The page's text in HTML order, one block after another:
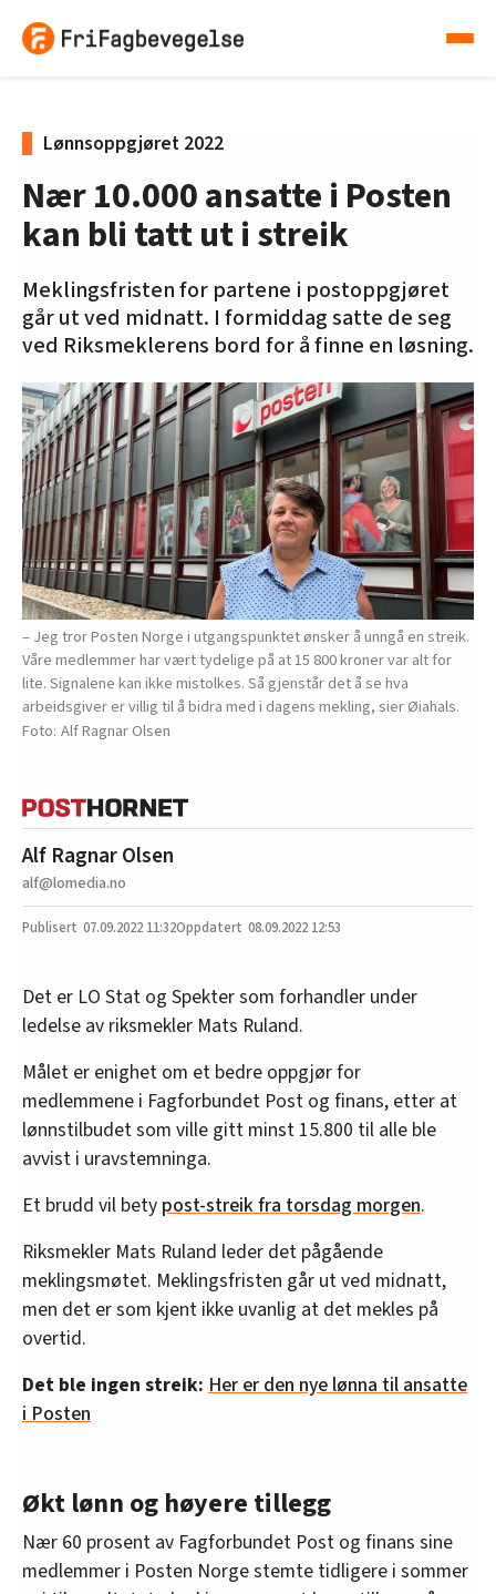
Lønnsoppgjøret 2022
Nær 10.000 ansatte i Posten
kan bli tatt ut i streik
Meklingsfristen for partene i postoppgjøret
går ut ved midnatt. I formiddag satte de seg
ved Riksmeklerens bord for å finne en løsning.
– Jeg tror Posten Norge i utgangspunktet ønsker å unngå en streik.
Våre medlemmer har vært tydelige på at 15 800 kroner var alt for
lite. Signalene kan ikke mistolkes. Så gjenstår det å se hva
arbeidsgiver er villig til å bidra med i dagens mekling, sier Øiahals.
Alf Ragnar Olsen
Alf Ragnar Olsen
alf@lomedia.no
07.09.2022 11:32 08.09.2022 12:53
Det er LO Stat og Spekter som forhandler under
ledelse av riksmekler Mats Ruland.
Målet er enighet om et bedre oppgjør for
medlemmene i Fagforbundet Post og finans, etter at
lønnstilbudet som ville gitt minst 15.800 til alle ble
avvist i uravstemninga.
Et brudd vil bety post-streik fra torsdag morgen.
Riksmekler Mats Ruland leder det pågående
meklingsmøtet. Meklingsfristen går ut ved midnatt,
men det er som kjent ikke uvanlig at det mekles på
overtid.
Det ble ingen streik: Her er den nye lønna til ansatte
i Posten
Økt lønn og høyere tillegg
Nær 60 prosent av Fagforbundet Post og finans sine
medlemmer i Posten Norge stemte tidligere i sommer